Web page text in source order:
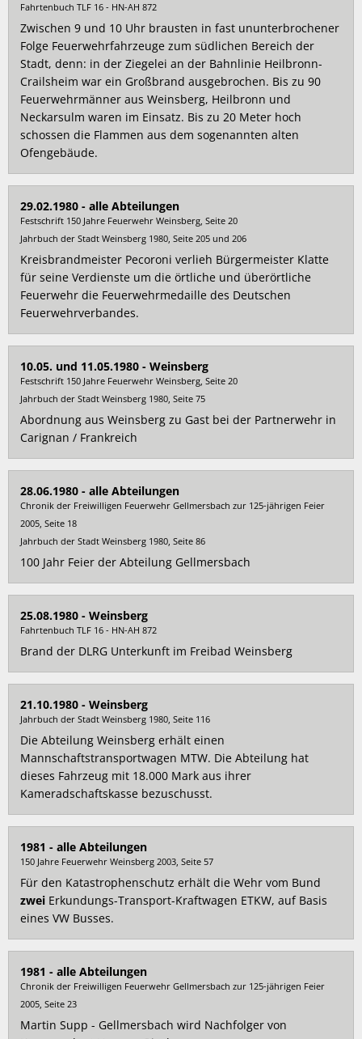
Fahrtenbuch TLF 16 - HN-AH 872
Zwischen 9 und 10 Uhr brausten in fast ununterbrochener
Folge Feuerwehrfahrzeuge zum südlichen Bereich der
Stadt, denn: in der Ziegelei an der Bahnlinie Heilbronn-
Crailsheim war ein Großbrand ausgebrochen. Bis zu 90
Feuerwehrmänner aus Weinsberg, Heilbronn und
Neckarsulm waren im Einsatz. Bis zu 20 Meter hoch
schossen die Flammen aus dem sogenannten alten
Ofengebäude.
29.02.1980 - alle Abteilungen
Festschrift 150 Jahre Feuerwehr Weinsberg, Seite 20
Jahrbuch der Stadt Weinsberg 1980, Seite 205 und 206
Kreisbrandmeister Pecoroni verlieh Bürgermeister Klatte
für seine Verdienste um die örtliche und überörtliche
Feuerwehr die Feuerwehrmedaille des Deutschen
Feuerwehrverbandes.
10.05. und 11.05.1980 - Weinsberg
Festschrift 150 Jahre Feuerwehr Weinsberg, Seite 20
Jahrbuch der Stadt Weinsberg 1980, Seite 75
Abordnung aus Weinsberg zu Gast bei der Partnerwehr in
Carignan / Frankreich
28.06.1980 - alle Abteilungen
Chronik der Freiwilligen Feuerwehr Gellmersbach zur 125-jährigen Feier
2005, Seite 18
Jahrbuch der Stadt Weinsberg 1980, Seite 86
100 Jahr Feier der Abteilung Gellmersbach
25.08.1980 - Weinsberg
Fahrtenbuch TLF 16 - HN-AH 872
Brand der DLRG Unterkunft im Freibad Weinsberg
21.10.1980 - Weinsberg
Jahrbuch der Stadt Weinsberg 1980, Seite 116
Die Abteilung Weinsberg erhält einen
Mannschaftstransportwagen MTW. Die Abteilung hat
dieses Fahrzeug mit 18.000 Mark aus ihrer
Kameradschaftskasse bezuschusst.
1981 - alle Abteilungen
150 Jahre Feuerwehr Weinsberg 2003, Seite 57
Für den Katastrophenschutz erhält die Wehr vom Bund
zwei Erkundungs-Transport-Kraftwagen ETKW, auf Basis
eines VW Busses.
1981 - alle Abteilungen
Chronik der Freiwilligen Feuerwehr Gellmersbach zur 125-jährigen Feier
2005, Seite 23
Martin Supp - Gellmersbach wird Nachfolger von